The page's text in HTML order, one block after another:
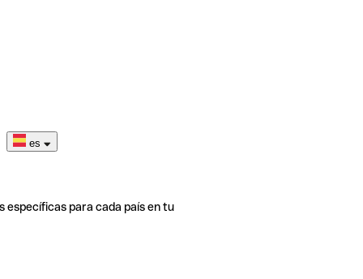
es
específicas para cada país en tu